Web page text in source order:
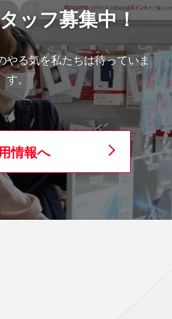
ッフ募集中！
やる気を私たちは待っていま
す。
情報へ